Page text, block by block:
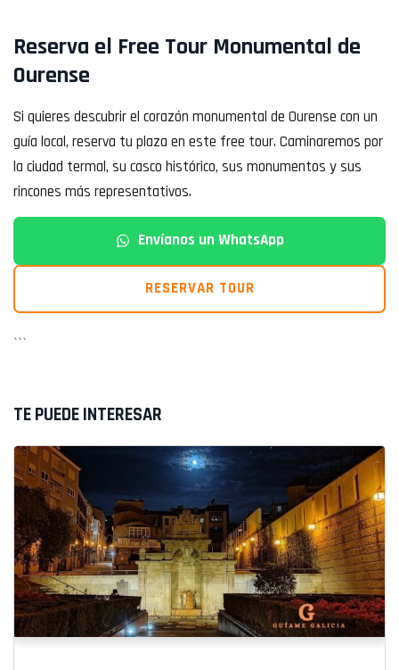
Reserva el Free Tour Monumental de
Ourense
Si quieres descubrir el corazón monumental de Ourense con un
guía local, reserva tu plaza en este free tour. Caminaremos por
la ciudad termal, su casco histórico, sus monumentos y sus
rincones más representativos.
Envíanos un WhatsApp
RESERVAR TOUR
```
TE PUEDE INTERESAR